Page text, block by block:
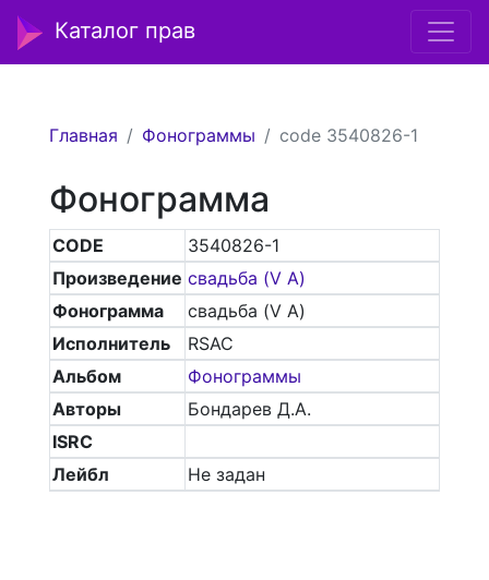
Каталог прав
Главная Фонограммы code 3540826-1
Фонограмма
CODE
3540826-1
Произведение свадьба (V A)
Фонограмма
свадьба (V A)
Исполнитель
RSAC
Альбом
Фонограммы
Авторы
Бондарев Д.А.
ISRC
Лейбл
Не задан